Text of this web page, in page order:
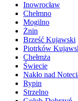
Inowrocław
Chełmno
Mogilno
Żnin
Brześć Kujawski
Piotrków
Chełmża
Świecie
Nakło nad
Rypin
Strzelno